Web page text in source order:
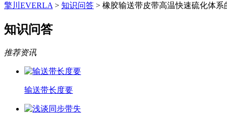
擎川EVERLA > 知识问答 > 橡胶输送带皮带高温快速硫化体系
知识问答
推荐资讯
输送带长度要